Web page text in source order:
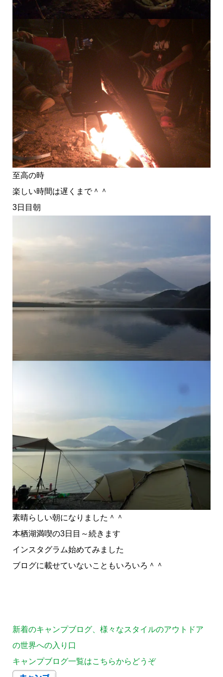
至高の時
楽しい時間は遅くまで＾＾
3日目朝
素晴らしい朝になりました＾＾
本栖湖満喫の3日目～続きます
インスタグラム始めてみました
ブログに載せていないこともいろいろ＾＾
新着のキャンプブログ、様々なスタイルのアウトドア
の世界への入り口
キャンプブログ一覧はこちらからどうぞ